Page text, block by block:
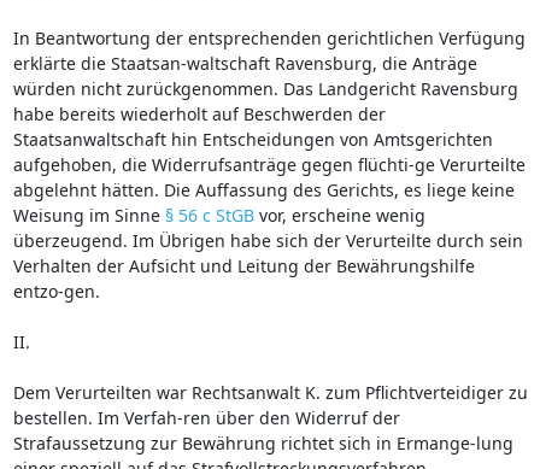
In Beantwortung der entsprechenden gerichtlichen Verfügung
erklärte die Staatsan-waltschaft Ravensburg, die Anträge
würden nicht zurückgenommen. Das Landgericht Ravensburg
habe bereits wiederholt auf Beschwerden der
Staatsanwaltschaft hin Entscheidungen von Amtsgerichten
aufgehoben, die Widerrufsanträge gegen flüchti-ge Verurteilte
abgelehnt hätten. Die Auffassung des Gerichts, es liege keine
Weisung im Sinne § 56 c StGBvor, erscheine wenig
überzeugend. Im Übrigen habe sich der Verurteilte durch sein
Verhalten der Aufsicht und Leitung der Bewährungshilfe
entzo-gen.
II.
Dem Verurteilten war Rechtsanwalt K. zum Pflichtverteidiger zu
bestellen. Im Verfah-ren über den Widerruf der
Strafaussetzung zur Bewährung richtet sich in Ermange-lung